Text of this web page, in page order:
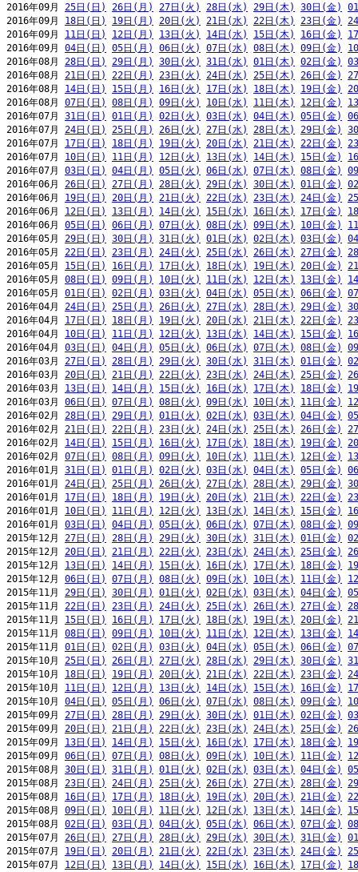
2016年09月 25日(日) 26日(月) 27日(火) 28日(水) 29日(木) 30日(金)
2016年09月 18日(日) 19日(月) 20日(火) 21日(水) 22日(木) 23日(金)
2016年09月 11日(日) 12日(月) 13日(火) 14日(水) 15日(木) 16日(金)
2016年09月 04日(日) 05日(月) 06日(火) 07日(水) 08日(木) 09日(金)
2016年08月 28日(日) 29日(月) 30日(火) 31日(水) 01日(木) 02日(金)
2016年08月 21日(日) 22日(月) 23日(火) 24日(水) 25日(木) 26日(金)
2016年08月 14日(日) 15日(月) 16日(火) 17日(水) 18日(木) 19日(金)
2016年08月 07日(日) 08日(月) 09日(火) 10日(水) 11日(木) 12日(金)
2016年07月 31日(日) 01日(月) 02日(火) 03日(水) 04日(木) 05日(金)
2016年07月 24日(日) 25日(月) 26日(火) 27日(水) 28日(木) 29日(金)
2016年07月 17日(日) 18日(月) 19日(火) 20日(水) 21日(木) 22日(金)
2016年07月 10日(日) 11日(月) 12日(火) 13日(水) 14日(木) 15日(金)
2016年07月 03日(日) 04日(月) 05日(火) 06日(水) 07日(木) 08日(金)
2016年06月 26日(日) 27日(月) 28日(火) 29日(水) 30日(木) 01日(金)
2016年06月 19日(日) 20日(月) 21日(火) 22日(水) 23日(木) 24日(金)
2016年06月 12日(日) 13日(月) 14日(火) 15日(水) 16日(木) 17日(金)
2016年06月 05日(日) 06日(月) 07日(火) 08日(水) 09日(木) 10日(金)
2016年05月 29日(日) 30日(月) 31日(火) 01日(水) 02日(木) 03日(金)
2016年05月 22日(日) 23日(月) 24日(火) 25日(水) 26日(木) 27日(金)
2016年05月 15日(日) 16日(月) 17日(火) 18日(水) 19日(木) 20日(金)
2016年05月 08日(日) 09日(月) 10日(火) 11日(水) 12日(木) 13日(金)
2016年05月 01日(日) 02日(月) 03日(火) 04日(水) 05日(木) 06日(金)
2016年04月 24日(日) 25日(月) 26日(火) 27日(水) 28日(木) 29日(金)
2016年04月 17日(日) 18日(月) 19日(火) 20日(水) 21日(木) 22日(金)
2016年04月 10日(日) 11日(月) 12日(火) 13日(水) 14日(木) 15日(金)
2016年04月 03日(日) 04日(月) 05日(火) 06日(水) 07日(木) 08日(金)
2016年03月 27日(日) 28日(月) 29日(火) 30日(水) 31日(木) 01日(金)
2016年03月 20日(日) 21日(月) 22日(火) 23日(水) 24日(木) 25日(金)
2016年03月 13日(日) 14日(月) 15日(火) 16日(水) 17日(木) 18日(金)
2016年03月 06日(日) 07日(月) 08日(火) 09日(水) 10日(木) 11日(金)
2016年02月 28日(日) 29日(月) 01日(火) 02日(水) 03日(木) 04日(金)
2016年02月 21日(日) 22日(月) 23日(火) 24日(水) 25日(木) 26日(金)
2016年02月 14日(日) 15日(月) 16日(火) 17日(水) 18日(木) 19日(金)
2016年02月 07日(日) 08日(月) 09日(火) 10日(水) 11日(木) 12日(金)
2016年01月 31日(日) 01日(月) 02日(火) 03日(水) 04日(木) 05日(金)
2016年01月 24日(日) 25日(月) 26日(火) 27日(水) 28日(木) 29日(金)
2016年01月 17日(日) 18日(月) 19日(火) 20日(水) 21日(木) 22日(金)
2016年01月 10日(日) 11日(月) 12日(火) 13日(水) 14日(木) 15日(金)
2016年01月 03日(日) 04日(月) 05日(火) 06日(水) 07日(木) 08日(金)
2015年12月 27日(日) 28日(月) 29日(火) 30日(水) 31日(木) 01日(金)
2015年12月 20日(日) 21日(月) 22日(火) 23日(水) 24日(木) 25日(金)
2015年12月 13日(日) 14日(月) 15日(火) 16日(水) 17日(木) 18日(金)
2015年12月 06日(日) 07日(月) 08日(火) 09日(水) 10日(木) 11日(金)
2015年11月 29日(日) 30日(月) 01日(火) 02日(水) 03日(木) 04日(金)
2015年11月 22日(日) 23日(月) 24日(火) 25日(水) 26日(木) 27日(金)
2015年11月 15日(日) 16日(月) 17日(火) 18日(水) 19日(木) 20日(金)
2015年11月 08日(日) 09日(月) 10日(火) 11日(水) 12日(木) 13日(金)
2015年11月 01日(日) 02日(月) 03日(火) 04日(水) 05日(木) 06日(金)
2015年10月 25日(日) 26日(月) 27日(火) 28日(水) 29日(木) 30日(金)
2015年10月 18日(日) 19日(月) 20日(火) 21日(水) 22日(木) 23日(金)
2015年10月 11日(日) 12日(月) 13日(火) 14日(水) 15日(木) 16日(金)
2015年10月 04日(日) 05日(月) 06日(火) 07日(水) 08日(木) 09日(金)
2015年09月 27日(日) 28日(月) 29日(火) 30日(水) 01日(木) 02日(金)
2015年09月 20日(日) 21日(月) 22日(火) 23日(水) 24日(木) 25日(金)
2015年09月 13日(日) 14日(月) 15日(火) 16日(水) 17日(木) 18日(金)
2015年09月 06日(日) 07日(月) 08日(火) 09日(水) 10日(木) 11日(金)
2015年08月 30日(日) 31日(月) 01日(火) 02日(水) 03日(木) 04日(金)
2015年08月 23日(日) 24日(月) 25日(火) 26日(水) 27日(木) 28日(金)
2015年08月 16日(日) 17日(月) 18日(火) 19日(水) 20日(木) 21日(金)
2015年08月 09日(日) 10日(月) 11日(火) 12日(水) 13日(木) 14日(金)
2015年08月 02日(日) 03日(月) 04日(火) 05日(水) 06日(木) 07日(金)
2015年07月 26日(日) 27日(月) 28日(火) 29日(水) 30日(木) 31日(金)
2015年07月 19日(日) 20日(月) 21日(火) 22日(水) 23日(木) 24日(金)
2015年07月 12日(日) 13日(月) 14日(火) 15日(水) 16日(木) 17日(金)